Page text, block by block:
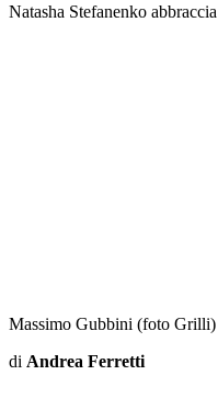
Natasha Stefanenko
Massimo Gubbini (foto Grilli)
di Andrea Ferretti